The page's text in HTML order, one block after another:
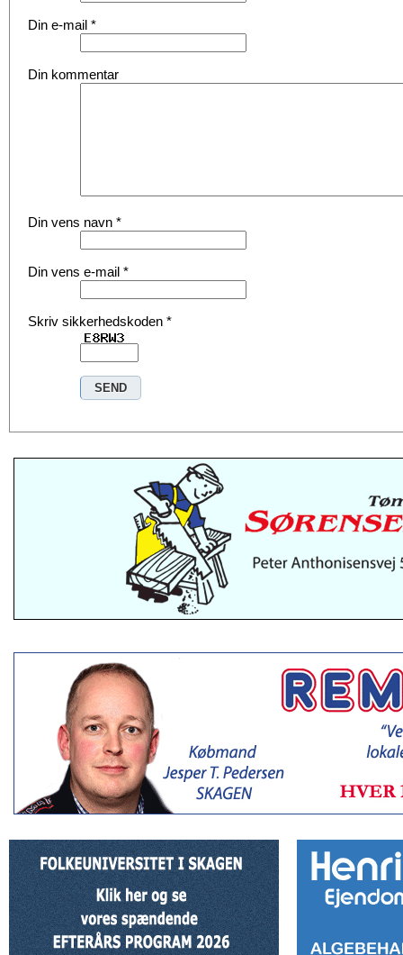
Din e-mail *
Din kommentar
Din vens navn *
Din vens e-mail *
Skriv sikkerhedskoden *